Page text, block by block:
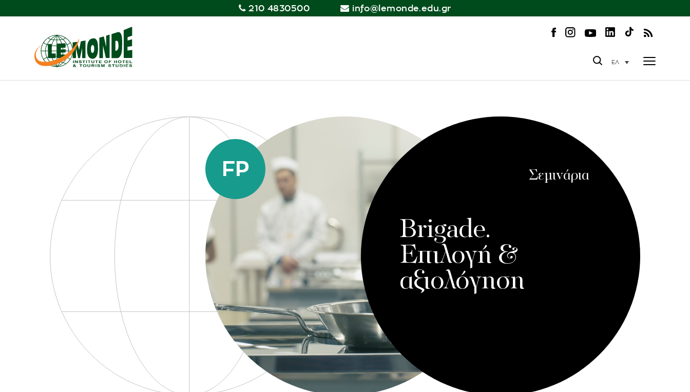
210 4830500 info@lemonde.edu.gr
ΕΛ
FP Σεμινάρια
Brigade.
Επιλογή &
αξιολόγηση